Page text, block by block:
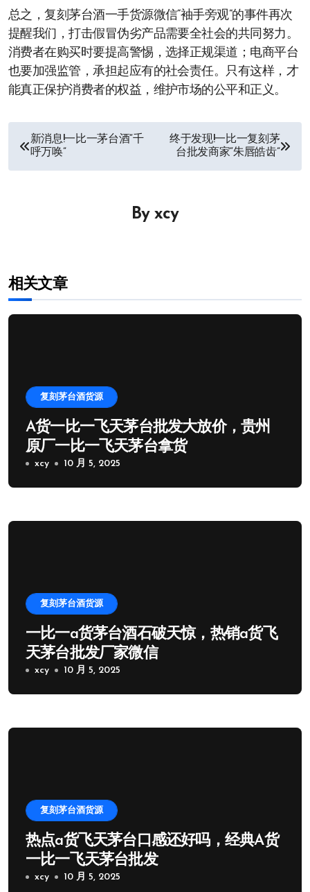
总之，复刻茅台酒一手货源微信“袖手旁观”的事件再次
提醒我们，打击假冒伪劣产品需要全社会的共同努力。
消费者在购买时要提高警惕，选择正规渠道；电商平台
也要加强监管，承担起应有的社会责任。只有这样，才
能真正保护消费者的权益，维护市场的公平和正义。
文
章
新消息!一比一茅台酒“千
呼万唤”
终于发现!一比一复刻茅
台批发商家“朱唇皓齿”
By xcy
相关文章
复刻茅台酒货源
A货一比一飞天茅台批发大放价，贵州
原厂一比一飞天茅台拿货
xcy 10 月 5, 2025
复刻茅台酒货源
一比一a货茅台酒石破天惊，热销a货飞
天茅台批发厂家微信
xcy 10 月 5, 2025
复刻茅台酒货源
热点a货飞天茅台口感还好吗，经典A货
一比一飞天茅台批发
xcy 10 月 5, 2025